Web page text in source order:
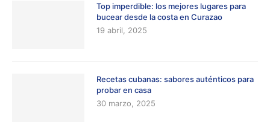
Top imperdible: los mejores lugares para
bucear desde la costa en Curazao
19 abril, 2025
Recetas cubanas: sabores auténticos para
probar en casa
30 marzo, 2025